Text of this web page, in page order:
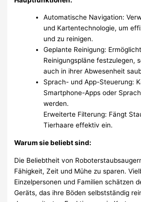
Automatische Navigation:
und Kartentechnologie, um
und zu reinigen.
Geplante Reinigung:
Reinigungspläne festzulegen,
auch in ihrer Abwesenheit
Sprach- und App-Steuerung:
Smartphone-Apps oder
werden.
Erweiterte Filterung: Fängt
Tierhaare effektiv ein.
Warum sie beliebt sind:
Die Beliebtheit von
Fähigkeit, Zeit und Mühe zu sparen.
Einzelpersonen und Familien schätzen
Geräts, das ihre Böden selbstständig